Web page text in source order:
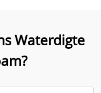
Waterdigte